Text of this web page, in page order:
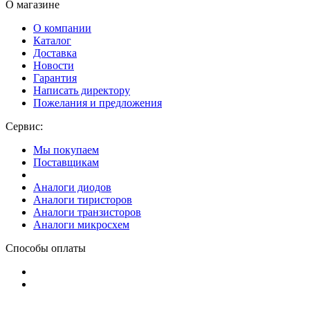
О магазине
О компании
Каталог
Доставка
Новости
Гарантия
Написать директору
Пожелания и предложения
Сервис:
Мы покупаем
Поставщикам
Аналоги диодов
Аналоги тиристоров
Аналоги транзисторов
Аналоги микросхем
Способы оплаты